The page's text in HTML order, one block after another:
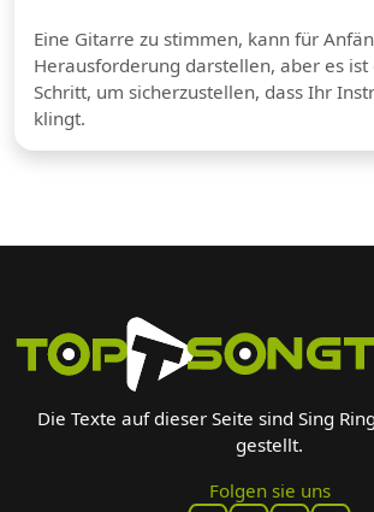
Eine Gitarre zu stimmen, kann für
Herausforderung darstellen, aber es
Schritt, um sicherzustellen, dass Ihr
klingt.
Die Texte auf dieser Seite sind Sing
gestellt.
Folgen sie uns